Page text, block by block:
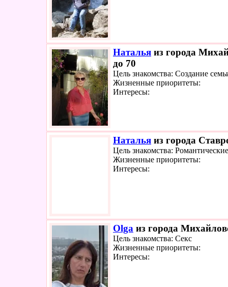
Наталья из города
до 70
Цель знакомства: Создание
Жизненные приоритеты:
Интересы:
Наталья из города
Цель знакомства:
Жизненные приоритеты:
Интересы:
Olga из города
Цель знакомства: Секс
Жизненные приоритеты:
Интересы: